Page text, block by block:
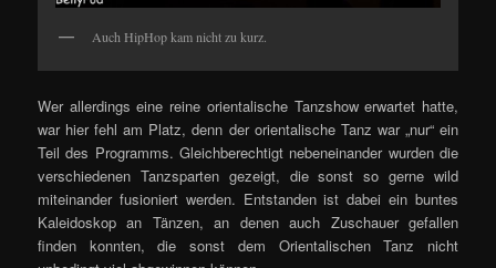
Auch HipHop kam nicht zu kurz.
Wer allerdings eine reine orientalische Tanzshow erwartet hatte,
war hier fehl am Platz, denn der orientalische Tanz war „nur“ ein
Teil des Programms. Gleichberechtigt nebeneinander wurden die
verschiedenen Tanzsparten gezeigt, die sonst so gerne wild
miteinander fusioniert werden. Entstanden ist dabei ein buntes
Kaleidoskop an Tänzen, an denen auch Zuschauer gefallen
finden konnten, die sonst dem Orientalischen Tanz nicht